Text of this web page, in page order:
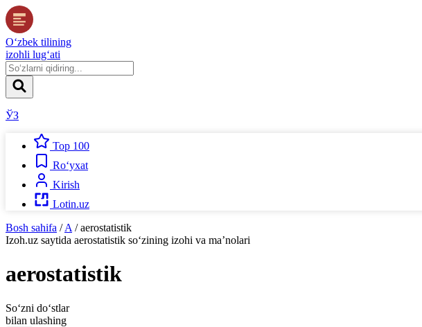
O‘zbek tilining
izohli lug‘ati
ЎЗ
Top 100
Ro‘yxat
Kirish
Lotin.uz
Bosh sahifa / A / aerostatistik
Izoh.uz saytida aerostatistik so‘zining izohi va ma’nolari
aerostatistik
So‘zni do‘stlar
bilan ulashing